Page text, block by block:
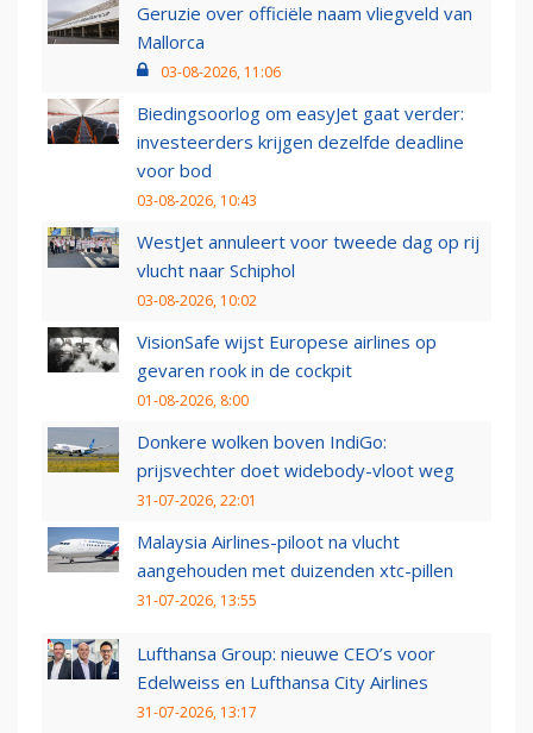
Geruzie over officiële naam vliegveld van
Mallorca
03-08-2026, 11:06
Biedingsoorlog om easyJet gaat verder:
investeerders krijgen dezelfde deadline
voor bod
03-08-2026, 10:43
WestJet annuleert voor tweede dag op rij
vlucht naar Schiphol
03-08-2026, 10:02
VisionSafe wijst Europese airlines op
gevaren rook in de cockpit
01-08-2026, 8:00
Donkere wolken boven IndiGo:
prijsvechter doet widebody-vloot weg
31-07-2026, 22:01
Malaysia Airlines-piloot na vlucht
aangehouden met duizenden xtc-pillen
31-07-2026, 13:55
Lufthansa Group: nieuwe CEO’s voor
Edelweiss en Lufthansa City Airlines
31-07-2026, 13:17